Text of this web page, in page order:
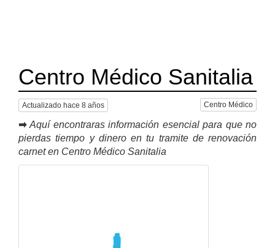
Centro Médico Sanitalia
Actualizado hace 8 años Centro Médico
➡ Aquí encontraras información esencial para que no
pierdas tiempo y dinero en tu tramite de renovación
carnet en Centro Médico Sanitalia